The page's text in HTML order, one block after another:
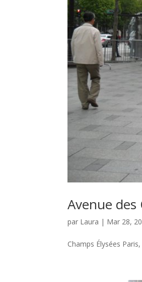
Avenue des
par Laura | Mar 28,
Champs Élysées